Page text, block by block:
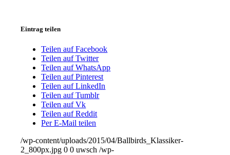
Eintrag teilen
Teilen auf Facebook
Teilen auf Twitter
Teilen auf WhatsApp
Teilen auf Pinterest
Teilen auf LinkedIn
Teilen auf Tumblr
Teilen auf Vk
Teilen auf Reddit
Per E-Mail teilen
/wp-content/uploads/2015/04/Ballbirds_Klassiker-
2_800px.jpg 0 0 uwsch /wp-